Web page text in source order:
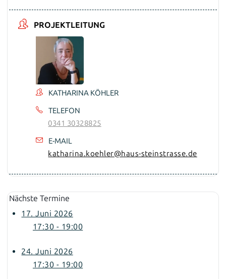
PROJEKTLEITUNG
KATHARINA KÖHLER
TELEFON
0341 30328825
E-MAIL
katharina.koehler@haus-steinstrasse.de
Nächste Termine
17. Juni 2026
17:30 - 19:00
24. Juni 2026
17:30 - 19:00